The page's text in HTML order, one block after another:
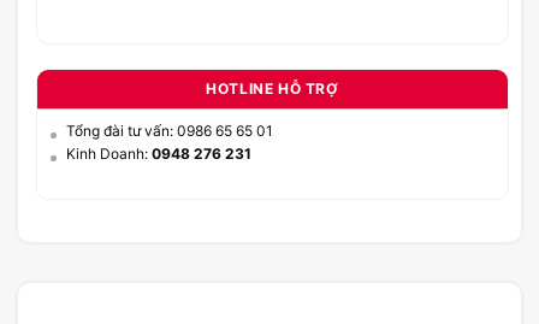
HOTLINE HỖ TRỢ
Tổng đài tư vấn: 0986 65 65 01
Kinh Doanh: 0948 276 231